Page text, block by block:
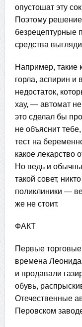
опустошат эту
Поэтому решение
безрецептурные
средства
Например, такие
горла, аспирин
недостаток,
хау, — автомат не
это сделал бы
не объяснит
тест на
какое лекарство
Но ведь и
такой совет,
поликлиники —
же не стоит.
ФАКТ
Первые
времена
и продавали
обувь,
Отечественные
Перовском